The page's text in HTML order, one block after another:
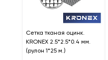
Сетка тканая оцинк.
KRONEX 2.5*2.5*0.4 мм.
(рулон 1*25 м.)